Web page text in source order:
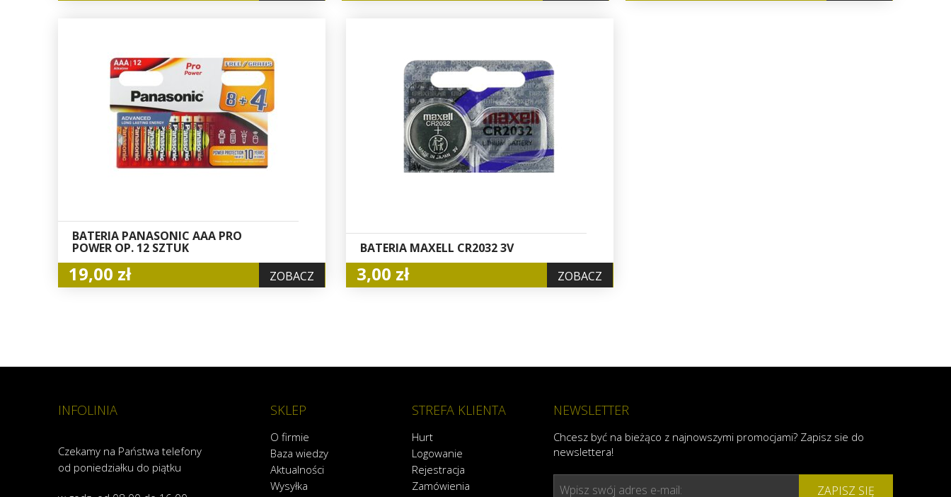
BATERIA PANASONIC AAA PRO
POWER OP. 12 SZTUK
19,00 zł ZOBACZ
BATERIA MAXELL CR2032 3V
3,00 zł ZOBACZ
INFOLINIA
Czekamy na Państwa telefony
od poniedziałku do piątku
SKLEP
O firmie
Baza wiedzy
Aktualności
Wysyłka
STREFA KLIENTA
Hurt
Logowanie
Rejestracja
Zamówienia
NEWSLETTER
Chcesz być na bieżąco z najnowszymi promocjami? Zapisz sie do
newslettera!
Wpisz swój adres e-mail: ZAPISZ SIĘ